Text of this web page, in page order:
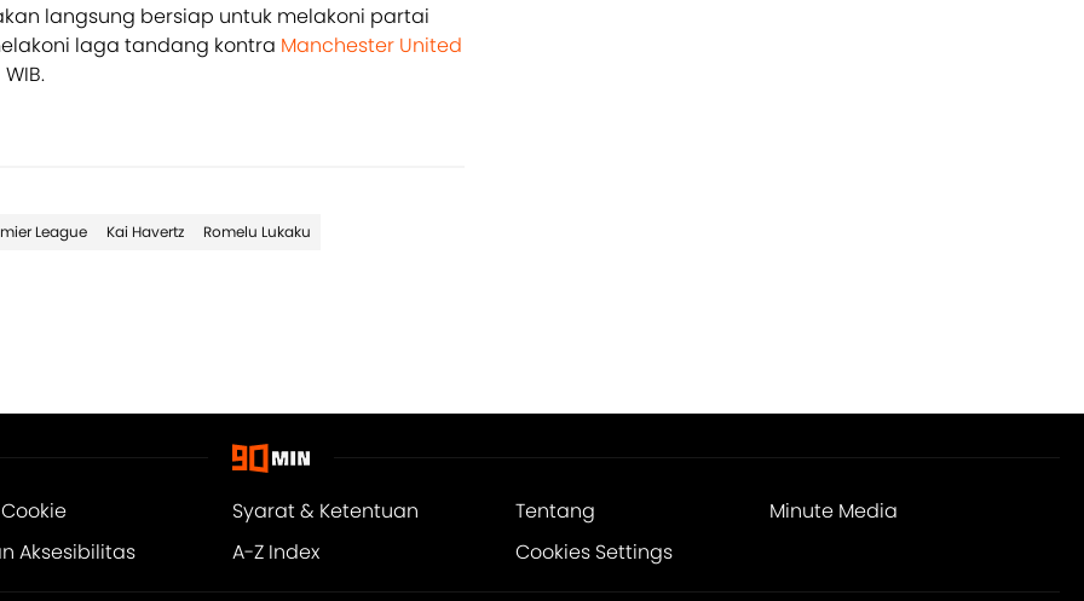
langsung bersiap untuk melakoni partai
laga tandang kontra Manchester United
League Kai Havertz Romelu Lukaku
Syarat & Ketentuan Tentang
Minute Media
Aksesibilitas
A-Z Index Cookies Settings